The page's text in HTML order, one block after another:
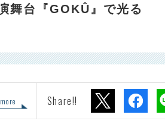
舞台『GOKÛ』で光る
Share!!